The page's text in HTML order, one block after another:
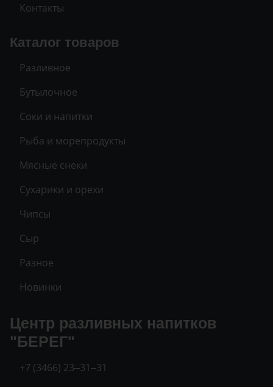
Контакты
Каталог товаров
Разливное
Бутылочное
Соки и напитки
Рыба и морепродукты
Мясные снеки
Сухарики и орехи
Чипсы
Сыр
Разное
Новинки
Центр разливных напитков
"БЕРЕГ"
+7 (3466) 23‒31‒31